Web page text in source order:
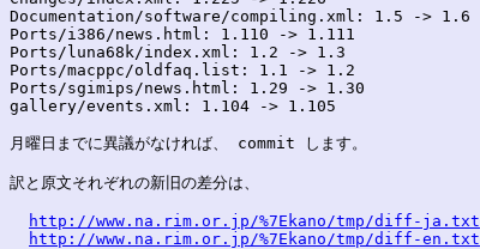
Documentation/software/compiling.xml: 1.5 -> 1.6
Ports/i386/news.html: 1.110 -> 1.111
Ports/luna68k/index.xml: 1.2 -> 1.3
Ports/macppc/oldfaq.list: 1.1 -> 1.2
Ports/sgimips/news.html: 1.29 -> 1.30
gallery/events.xml: 1.104 -> 1.105
月曜日までに異議がなければ、 commit します。
訳と原文それぞれの新旧の差分は、
http://www.na.rim.or.jp/%7Ekano/tmp/diff-ja.txt
http://www.na.rim.or.jp/%7Ekano/tmp/diff-en.txt